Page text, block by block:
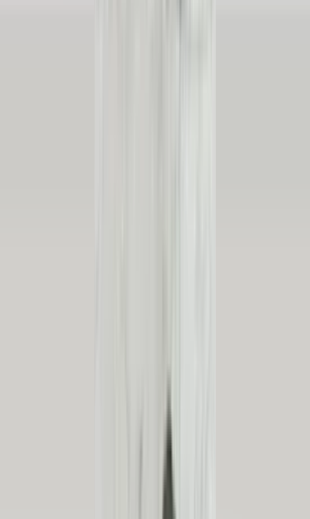
Benzineinspritzdüse VW Golf VII 7 1.4L